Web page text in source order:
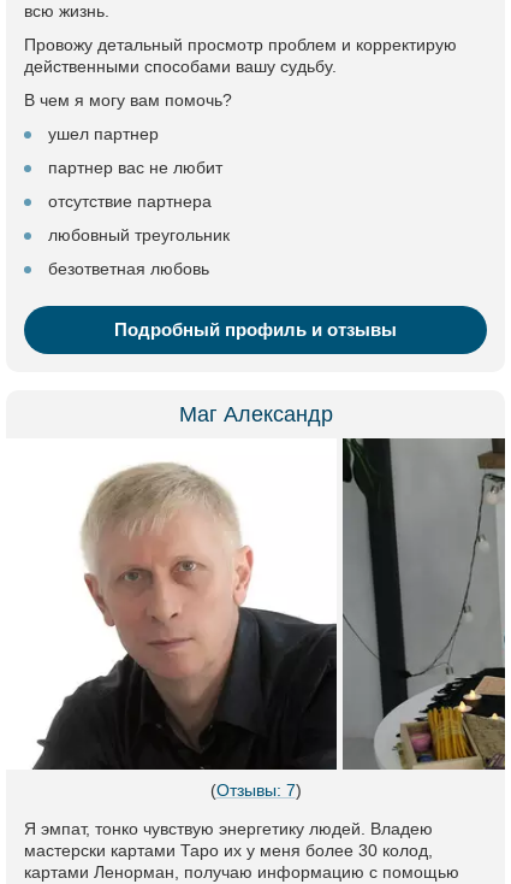
всю жизнь.
Провожу детальный просмотр проблем и корректирую
действенными способами вашу судьбу.
В чем я могу вам помочь?
ушел партнер
партнер вас не любит
отсутствие партнера
любовный треугольник
безответная любовь
Подробный профиль и отзывы
Маг Александр
(Отзывы: 7)
Я эмпат, тонко чувствую энергетику людей. Владею
мастерски картами Таро их у меня более 30 колод,
картами Ленорман, получаю информацию с помощью